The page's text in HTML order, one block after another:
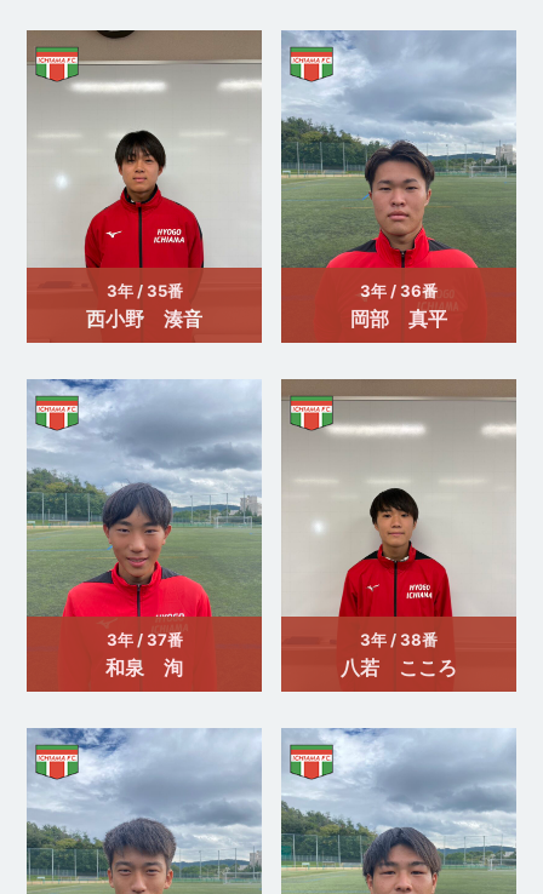
3年 / 35番
西小野 湊音
3年 / 36番
岡部 真平
3年 / 37番
和泉 洵
3年 / 38番
八若 こころ